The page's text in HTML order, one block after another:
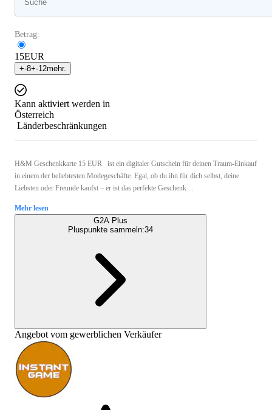
Betrag:
15EUR
+-8+-12mehr.
Kann aktiviert werden in
Österreich
Länderbeschränkungen
H&M Geschenkkarte 15 EUR ist ein digitaler Gutschein für deinen Traum-Einkauf
in einem der beliebtesten Modegeschäfte. Egal, ob du ihn für dich selbst, deine
Liebsten oder Freunde kaufst – er ist das perfekte Geschenk ...
Mehr lesen
G2A Plus
Pluspunkte sammeln:34
Angebot vom gewerblichen Verkäufer